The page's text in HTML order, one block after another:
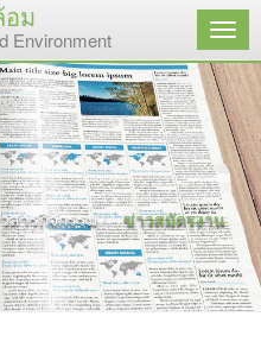
อม
Environment เมนู
สารกิจกรรม ข่าวสมัครงาน